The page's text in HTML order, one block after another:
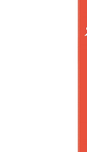
Навчальна
Енциклопедії,
Подарункові